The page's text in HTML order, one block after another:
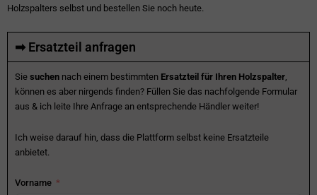
Holzspalters selbst und bestellen Sie noch heute.
➡ Ersatzteil anfragen
Sie suchen nach einem bestimmten Ersatzteil für Ihren Holzspalter
können es aber nirgends finden? Füllen Sie das nachfolgende Formular
aus & ich leite Ihre Anfrage an entsprechende Händler weiter!
Ich weise darauf hin, dass die Plattform selbst keine Ersatzteile
anbietet.
Vorname